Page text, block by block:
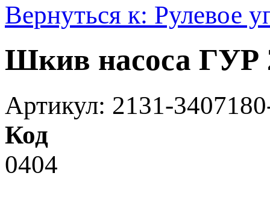
Вернуться к: Рулевое
Шкив насоса ГУР
Артикул: 2131-
Код
0404